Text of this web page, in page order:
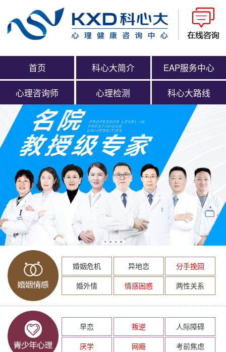
首页 科心大简介 EAP服务中心
心理咨询师 心理检测 科心大路线
婚姻危机 异地恋
分手挽回
婚外情
情感困惑 两性关系
早恋 叛逆
人际障碍
厌学
网瘾 考前焦虑